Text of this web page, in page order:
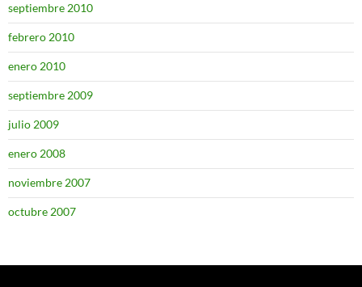
septiembre 2010
febrero 2010
enero 2010
septiembre 2009
julio 2009
enero 2008
noviembre 2007
octubre 2007